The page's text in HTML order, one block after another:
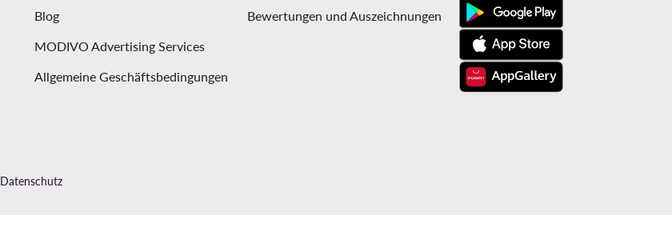
Blog
MODIVO Advertising Services
Allgemeine Geschäftsbedingungen
Bewertungen und Auszeichnungen
Datenschutz